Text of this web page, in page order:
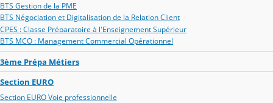
BTS Gestion de la PME
BTS Négociation et Digitalisation de la Relation Client
CPES : Classe Préparatoire à l'Enseignement Supérieur
BTS MCO : Management Commercial Opérationnel
3ème Prépa Métiers
Section EURO
Section EURO Voie professionnelle